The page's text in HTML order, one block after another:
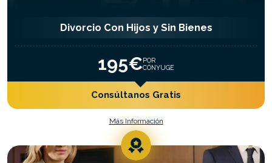
Divorcio Con Hijos y Sin Bienes
195€POR
CÓNYUGE
Consúltanos Gratis
Más Información